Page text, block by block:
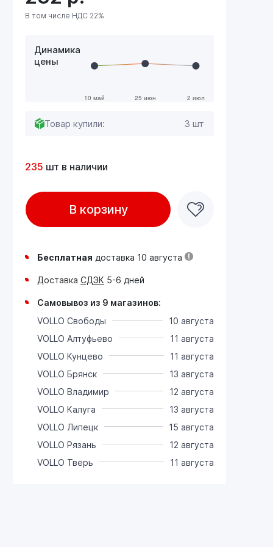
В том числе НДС 22%
Динамика
цены
Товар купили: 3 шт
235 шт в наличии
В корзину
Бесплатная доставка 10 августа
Доставка СДЭК 5-6 дней
Самовывоз из 9 магазинов:
VOLLO Свободы
10 августа
VOLLO Алтуфьево
11 августа
VOLLO Кунцево
11 августа
VOLLO Брянск
13 августа
VOLLO Владимир
12 августа
VOLLO Калуга
13 августа
VOLLO Липецк
15 августа
VOLLO Рязань
12 августа
VOLLO Тверь
11 августа